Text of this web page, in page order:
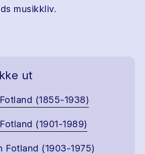
musikkliv.
ut
(1855-1938)
(1901-1989)
Fotland (1903-1975)